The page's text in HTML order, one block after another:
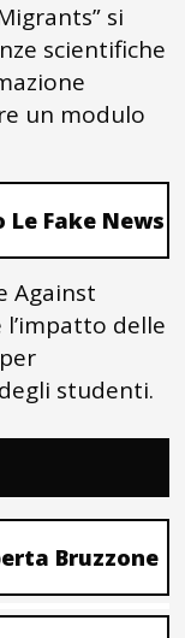
si
scientifiche
un modulo
Fake News
Against
delle
studenti.
Bruzzone